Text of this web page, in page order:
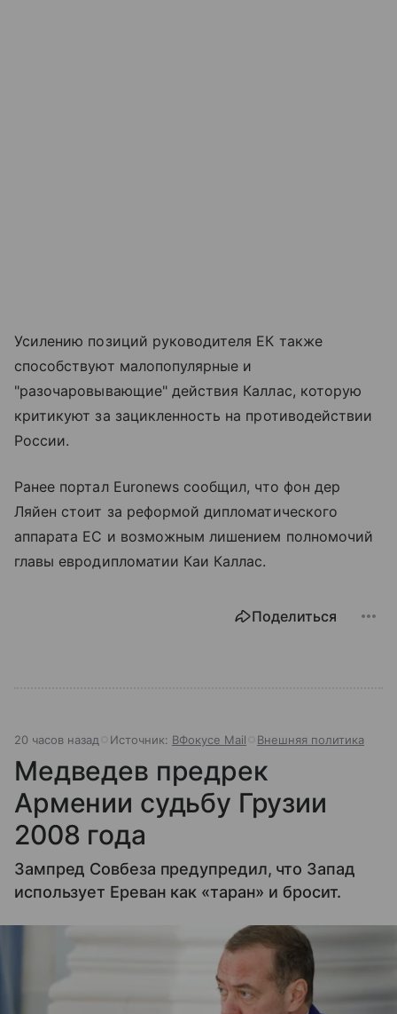
Усилению позиций руководителя ЕК также
способствуют малопопулярные и
"разочаровывающие" действия Каллас, которую
критикуют за зацикленность на противодействии
России.
Ранее портал Euronews сообщил, что фон дер
Ляйен стоит за реформой дипломатического
аппарата ЕС и возможным лишением полномочий
главы евродипломатии Каи Каллас.
Поделиться
20 часов назад Источник: ВФокусе Mail Внешняя политика
Медведев предрек
Армении судьбу Грузии
2008 года
Зампред Совбеза предупредил, что Запад
использует Ереван как «таран» и бросит.